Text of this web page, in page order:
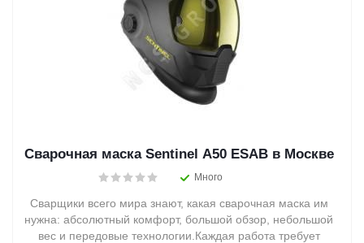
Сварочная маска Sentinel A50 ESAB в Москве
Много
Сварщики всего мира знают, какая сварочная маска им
нужна: абсолютный комфорт, большой обзор, небольшой
вес и передовые технологии.Каждая работа требует